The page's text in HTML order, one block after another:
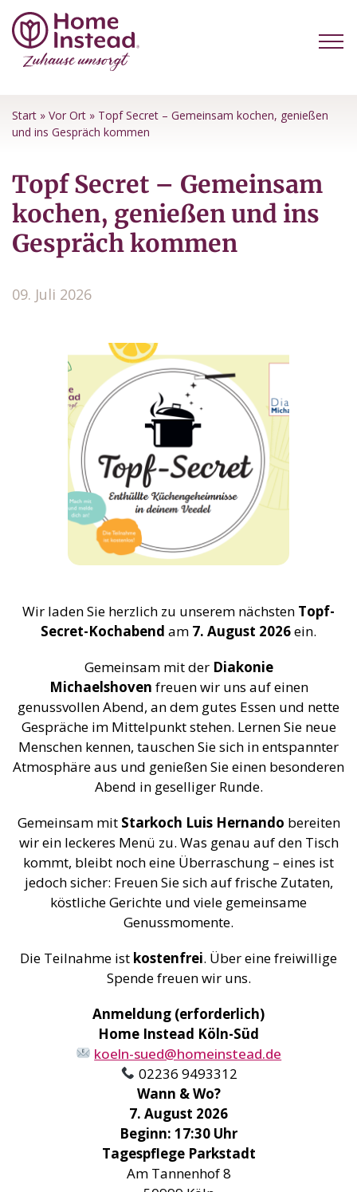
Start » Vor Ort » Topf Secret – Gemeinsam kochen, genießen
und ins Gespräch kommen
Topf Secret – Gemeinsam
kochen, genießen und ins
Gespräch kommen
09. Juli 2026
Wir laden Sie herzlich zu unserem nächsten Topf-
Secret-Kochabend am 7. August 2026ein.
Gemeinsam mit der Diakonie
Michaelshoven freuen wir uns auf einen
genussvollen Abend, an dem gutes Essen und nette
Gespräche im Mittelpunkt stehen. Lernen Sie neue
Menschen kennen, tauschen Sie sich in entspannter
Atmosphäre aus und genießen Sie einen besonderen
Abend in geselliger Runde.
Gemeinsam mit Starkoch Luis Hernando bereiten
wir ein leckeres Menü zu. Was genau auf den Tisch
kommt, bleibt noch eine Überraschung – eines ist
jedoch sicher: Freuen Sie sich auf frische Zutaten,
köstliche Gerichte und viele gemeinsame
Genussmomente.
Die Teilnahme ist kostenfrei. Über eine freiwillige
Spende freuen wir uns.
Anmeldung (erforderlich)
Home Instead Köln-Süd
koeln-sued@homeinstead.de
02236 9493312
Wann & Wo?
7. August 2026
Beginn: 17:30 Uhr
Tagespflege Parkstadt
Am Tannenhof 8